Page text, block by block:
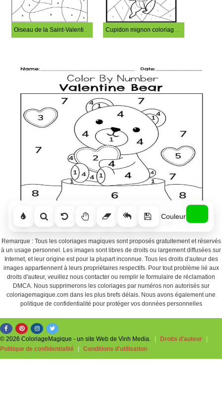
Oiseau de la Saint-Valentin coloriage magique Cupidon mignon coloriage magique
Couleur
Remarque : Tous les coloriages magiques sont proposés gratuitement et réservés
à un usage personnel. Les images sont libres de droits ou largement diffusées sur
Internet, et leur origine est pour la plupart inconnue. Tous les droits d'auteur des
images appartiennent à leurs propriétaires respectifs. Pour tout problème lié aux
droits d'auteur, veuillez nous contacter ou remplir le formulaire de réclamation
DMCA. Nous supprimerons les coloriages par numéros non autorisés sur
coloriagemagique.com dans les plus brefs délais. Nous avons également une
politique de confidentialité pour protéger vos données personnelles
© 2026 ColoriageMagique - un site Web de Vinh Media. Droits d'auteur
Politique de confidentialité
Conditions d'utilisation